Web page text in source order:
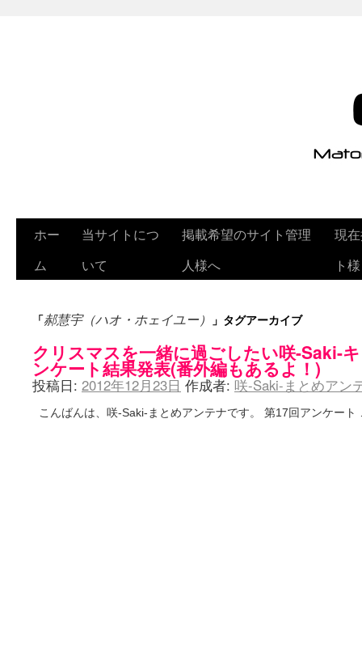
ホー
ム
当サイトにつ
いて
掲載希望のサイト管理
人様へ
現
ト様
「郝慧宇（ハオ・ホェイユー） 」タグアーカイブ
クリスマスを一緒に過ごしたい咲-Saki-
ンケート結果発表(番外編もあるよ！)
投稿日: 2012年12月23日 作成者: 咲-Saki-まとめアン
こんばんは、咲-Saki-まとめアンテナです。 第17回アンケー